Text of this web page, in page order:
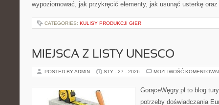
wypoziomować, jak przykręcić elementy, jak usunąć usterkę
CATEGORIES: KULISY PRODUKCJI GIER
MIEJSCA Z LISTY UNESCO
POSTED BY ADMIN STY - 27 - 2026 MOŻLIWOŚĆ
GorąceWęgry.pl to blog
potrzeby doświadczania